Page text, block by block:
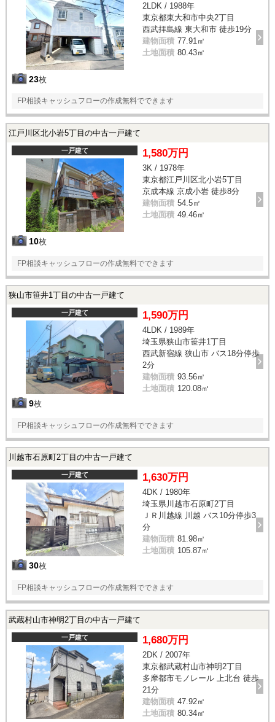
23枚
2LDK / 1988年
東京都東大和市中央2丁目
西武拝島線 東大和市 徒歩19分
建物面積 77.91㎡
土地面積 80.43㎡
FP相談キャッシュフローの作成無料でできます
江戸川区北小岩5丁目の中古一戸建て
一戸建て
10枚
1,580万円
3K / 1978年
東京都江戸川区北小岩5丁目
京成本線 京成小岩 徒歩8分
建物面積 54.5㎡
土地面積 49.46㎡
FP相談キャッシュフローの作成無料でできます
狭山市笹井1丁目の中古一戸建て
一戸建て
9枚
1,590万円
4LDK / 1989年
埼玉県狭山市笹井1丁目
西武新宿線 狭山市 バス18分停歩
2分
建物面積 93.56㎡
土地面積 120.08㎡
FP相談キャッシュフローの作成無料でできます
川越市石原町2丁目の中古一戸建て
一戸建て
30枚
1,630万円
4DK / 1980年
埼玉県川越市石原町2丁目
ＪＲ川越線 川越 バス10分停歩3
分
建物面積 81.98㎡
土地面積 105.87㎡
FP相談キャッシュフローの作成無料でできます
武蔵村山市神明2丁目の中古一戸建て
一戸建て 1,680万円
2DK / 2007年
東京都武蔵村山市神明2丁目
多摩都市モノレール 上北台 徒歩
21分
建物面積 47.92㎡
土地面積 80.34㎡